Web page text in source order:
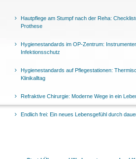
Hautpflege am Stumpf nach der Reha:
Prothese
Hygienestandards im OP-Zentrum:
Infektionsschutz
Hygienestandards auf Pflegestationen:
Klinikalltag
Refraktive Chirurgie: Moderne Wege in ein
Endlich frei: Ein neues Lebensgefühl durch